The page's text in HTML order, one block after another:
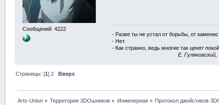
Сообщений: 4222
- Разве ты не устал от борьбы, от
- Нет.
- Как странно, ведь многие так ценят
E.
Страницы: [1]2 Вверх
Arts-Union » Территория 3DOшников » Инженерная» Протокол джойстиков